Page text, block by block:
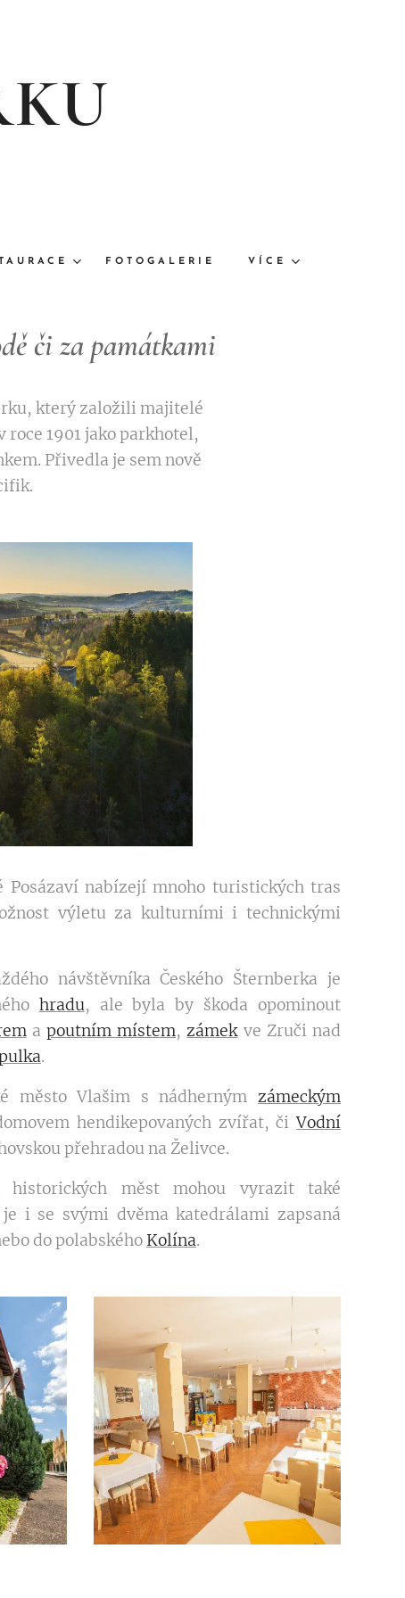
FOTOGALERIE VÍCE
či za památkami
který založili majitelé
roce 1901 jako parkhotel,
Přivedla je sem nově
Posázaví nabízejí mnoho turistických tras
výletu za kulturními i technickými
návštěvníka Českého Šternberka je
hradu, ale byla by škoda opominout
apoutním místem,zámekve Zruči nad
.
město Vlašim s nádherným zámeckým
hendikepovaných zvířat, čiVodní
přehradou na Želivce.
měst mohou vyrazit také
i se svými dvěma katedrálami zapsaná
do polabského Kolína.